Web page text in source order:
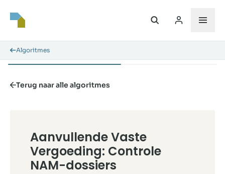
Algoritmes
Terug naar alle algoritmes
Aanvullende Vaste
Vergoeding: Controle
NAM-dossiers